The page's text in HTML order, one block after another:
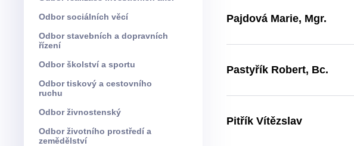
Odbor sociálních věcí
Odbor stavebních a dopravních
řízení
Odbor školství a sportu
Odbor tiskový a cestovního
ruchu
Odbor živnostenský
Odbor životního prostředí a
zemědělství
Pajdová Marie, Mgr.
Pastyřík Robert, Bc.
Pitřík Vítězslav